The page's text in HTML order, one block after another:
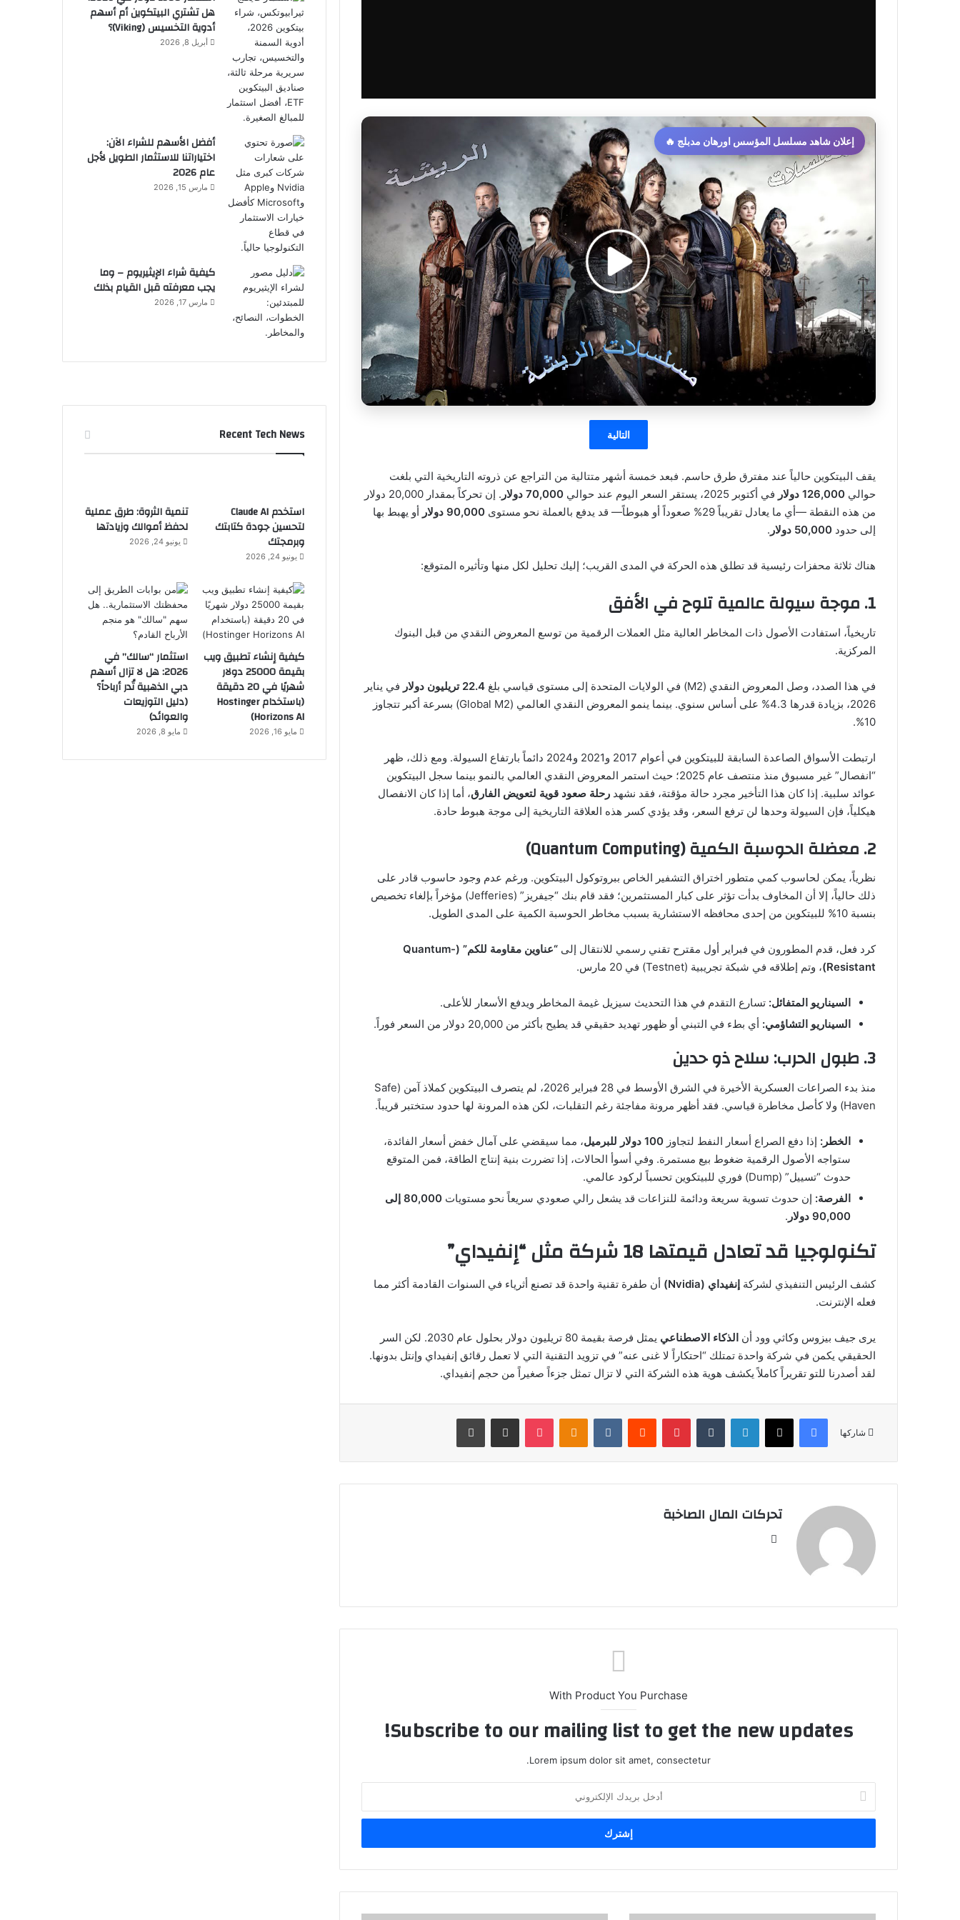
إعلان شاهد مسلسل المؤسس اورهان مدبلج 🔥
التالية
يقف البيتكوين حالياً عند مفترق طرق حاسم. فبعد خمسة أشهر متتالية من التراجع عن ذروته التاريخية التي بلغت
حوالي 126,000 دولار في أكتوبر 2025، يستقر السعر اليوم عند حوالي 70,000 دولار
. إن تحركاً بمقدار 20,000 دولار
من هذه النقطة —أي ما يعادل تقريباً 29% صعوداً أو هبوطاً— قد يدفع بالعملة نحو مستوى
90,000 دولار
أو يهبط بها
إلى حدود 50,000 دولار .
هناك ثلاثة محفزات رئيسية قد تطلق هذه الحركة في المدى القريب؛ إليك تحليل لكل منها وتأثيره المتوقع:
1. موجة سيولة عالمية تلوح في الأفق
تاريخياً، استفادت الأصول ذات المخاطر العالية مثل العملات الرقمية من توسع المعروض النقدي من قبل البنوك
المركزية.
في هذا الصدد، وصل المعروض النقدي (M2) في الولايات المتحدة إلى مستوى قياسي بلغ 22.4 تريليون دولار
في يناير
2026، بزيادة قدرها 4.3% على أساس سنوي. بينما ينمو المعروض النقدي العالمي (Global M2) بسرعة أكبر تتجاوز
10%.
ارتبطت الأسواق الصاعدة السابقة للبيتكوين في أعوام 2017 و2021 و2024 دائماً بارتفاع السيولة. ومع ذلك، ظهر
“انفصال” غير مسبوق منذ منتصف عام 2025؛ حيث استمر المعروض النقدي العالمي بالنمو بينما سجل البيتكوين
عوائد سلبية. إذا كان هذا التأخير مجرد حالة مؤقتة، فقد نشهد رحلة صعود قوية لتعويض الفارق، أما إذا كان الانفصال
هيكلياً، فإن السيولة وحدها لن ترفع السعر، وقد يؤدي كسر هذه العلاقة التاريخية إلى موجة هبوط حادة.
2. معضلة الحوسبة الكمية (Quantum Computing)
نظرياً، يمكن لحاسوب كمي متطور اختراق التشفير الخاص ببروتوكول البيتكوين. ورغم عدم وجود حاسوب قادر على
ذلك حالياً، إلا أن المخاوف بدأت تؤثر على كبار المستثمرين؛ فقد قام بنك “جيفريز” (Jefferies) مؤخراً بإلغاء تخصيص
بنسبة 10% للبيتكوين من إحدى محافظه الاستشارية بسبب مخاطر الحوسبة الكمية على المدى الطويل.
كرد فعل، قدم المطورون في فبراير أول مقترح تقني رسمي للانتقال إلى
“عناوين مقاومة للكم” (Quantum-
Resistant) ، وتم إطلاقه في شبكة تجريبية (Testnet) في 20 مارس.
السيناريو المتفائل: تسارع التقدم في هذا التحديث سيزيل غيمة المخاطر ويدفع الأسعار للأعلى.
السيناريو التشاؤمي: أي بطء في التبني أو ظهور تهديد حقيقي قد يطيح بأكثر من 20,000 دولار من السعر فوراً.
3. طبول الحرب: سلاح ذو حدين
منذ بدء الصراعات العسكرية الأخيرة في الشرق الأوسط في 28 فبراير 2026، لم يتصرف البيتكوين كملاذ آمن (Safe
Haven) ولا كأصل مخاطرة قياسي. فقد أظهر مرونة مفاجئة رغم التقلبات، لكن هذه المرونة لها حدود ستختبر قريباً.
الخطر: إذا دفع الصراع أسعار النفط لتجاوز 100 دولار للبرميل
، مما سيقضي على آمال خفض أسعار الفائدة،
ستواجه الأصول الرقمية ضغوط بيع مستمرة. وفي أسوأ الحالات، إذا تضررت بنية إنتاج الطاقة، فمن المتوقع
حدوث “تسييل” (Dump) فوري للبيتكوين تحسباً لركود عالمي.
الفرصة: إن حدوث تسوية سريعة ودائمة للنزاعات قد يشعل رالي صعودي سريعاً نحو مستويات
80,000 إلى
90,000 دولار
.
تكنولوجيا قد تعادل قيمتها 18 شركة مثل “إنفيداي”
كشف الرئيس التنفيذي لشركة إنفيداي (Nvidia)
أن طفرة تقنية واحدة قد تصنع أثرياء في السنوات القادمة أكثر مما
فعله الإنترنت.
يرى جيف بيزوس وكاثي وود أن الذكاء الاصطناعي
يمثل فرصة بقيمة 80 تريليون دولار بحلول عام 2030. لكن السر
الحقيقي يكمن في شركة واحدة تمتلك “احتكاراً لا غنى عنه” في تزويد التقنية التي لا تعمل رقائق إنفيداي وإنتل بدونها.
لقد أصدرنا للتو تقريراً كاملاً يكشف هوية هذه الشركة التي لا تزال تمثل جزءاً صغيراً من حجم إنفيداي.
شاركها
فيسبوك ‫X لينكدإن بينتيريست Odnoklassniki
‫Pocket مشاركة عبر البريد طباعة
تحركات المال الصاخبة
With Product You Purchase
Subscribe to our mailing list to get the new updates!
Lorem ipsum dolor sit amet, consectetur.
أدخل
بريدك
الإلكتروني
هل تشتري البيتكوين أم أسهم
أدوية التخسيس (Viking)؟
أبريل 8, 2026
أفضل الأسهم للشراء الآن:
اختياراتنا للاستثمار الطويل لأجل
عام 2026
مارس 15, 2026
كيفية شراء الإيثيريوم – وما
يجب معرفته قبل القيام بذلك
مارس 17, 2026
Recent Tech News
استخدم Claude AI
لتحسين جودة كتابتك
وبرمجتك
يونيو 24, 2026
تنمية الثروة: طرق عملية
لحفظ أموالك وزيادتها
يونيو 24, 2026
كيفية إنشاء تطبيق ويب
بقيمة 25000 دولار
شهريًا في 20 دقيقة
(باستخدام Hostinger
Horizons AI)
مايو 16, 2026
استثمار “سالك” في
2026: هل لا تزال أسهم
دبي الذهبية تُدر أرباحاً؟
(دليل التوزيعات
والعوائد)
مايو 8, 2026